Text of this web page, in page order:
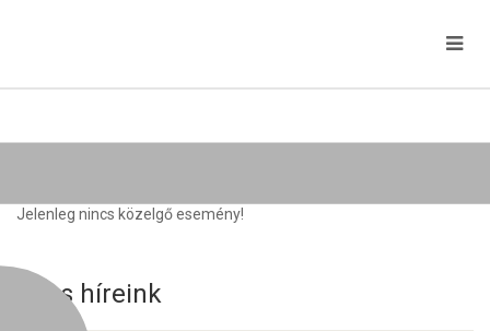
Jelenleg nincs közelgő esemény!
Friss híreink